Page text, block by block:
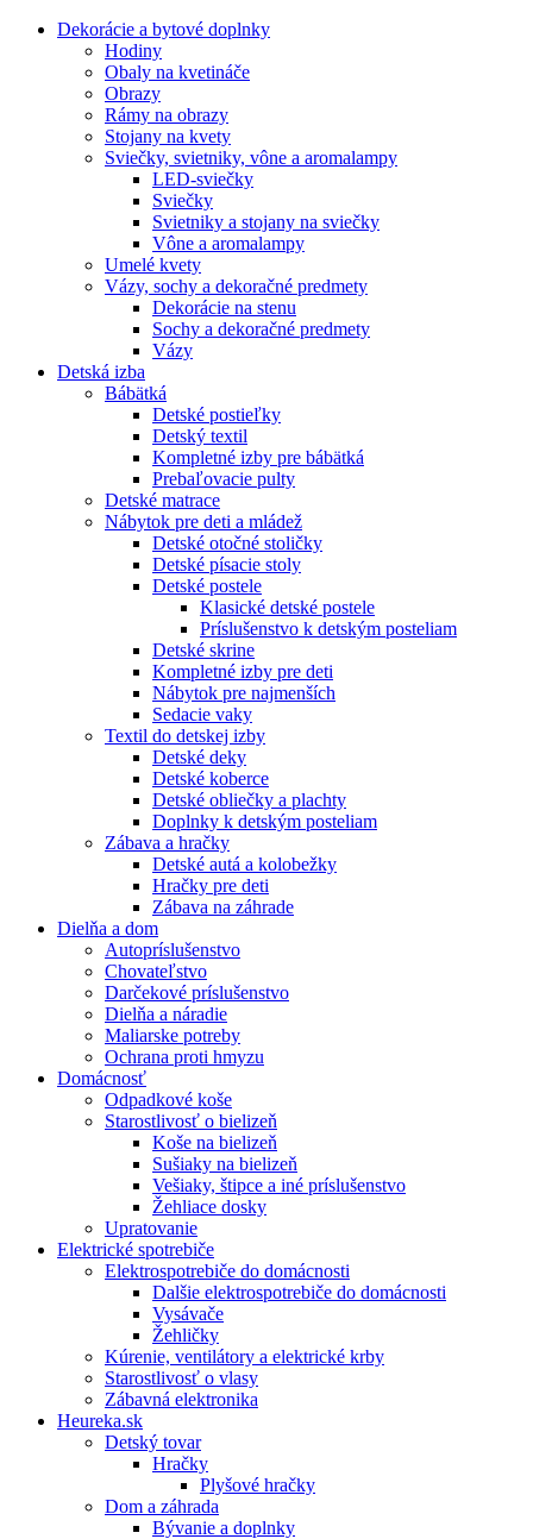
Dekorácie a bytové doplnky
Hodiny
Obaly na kvetináče
Obrazy
Rámy na obrazy
Stojany na kvety
Sviečky, svietniky, vône a aromalampy
LED-sviečky
Sviečky
Svietniky a stojany na sviečky
Vône a aromalampy
Umelé kvety
Vázy, sochy a dekoračné predmety
Dekorácie na stenu
Sochy a dekoračné predmety
Vázy
Detská izba
Bábätká
Detské postieľky
Detský textil
Kompletné izby pre bábätká
Prebaľovacie pulty
Detské matrace
Nábytok pre deti a mládež
Detské otočné stoličky
Detské písacie stoly
Detské postele
Klasické detské postele
Príslušenstvo k detským posteliam
Detské skrine
Kompletné izby pre deti
Nábytok pre najmenších
Sedacie vaky
Textil do detskej izby
Detské deky
Detské koberce
Detské obliečky a plachty
Doplnky k detským posteliam
Zábava a hračky
Detské autá a kolobežky
Hračky pre deti
Zábava na záhrade
Dielňa a dom
Autopríslušenstvo
Chovateľstvo
Darčekové príslušenstvo
Dielňa a náradie
Maliarske potreby
Ochrana proti hmyzu
Domácnosť
Odpadkové koše
Starostlivosť o bielizeň
Koše na bielizeň
Sušiaky na bielizeň
Vešiaky, štipce a iné príslušenstvo
Žehliace dosky
Upratovanie
Elektrické spotrebiče
Elektrospotrebiče do domácnosti
Dalšie elektrospotrebiče do domácnosti
Vysávače
Žehličky
Kúrenie, ventilátory a elektrické krby
Starostlivosť o vlasy
Zábavná elektronika
Heureka.sk
Detský tovar
Hračky
Plyšové hračky
Dom a záhrada
Bývanie a doplnky